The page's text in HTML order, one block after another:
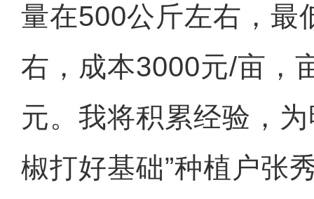
量在500公斤左右，最
右，成本3000元/亩，
元。我将积累经验，
椒打好基础”种植户张